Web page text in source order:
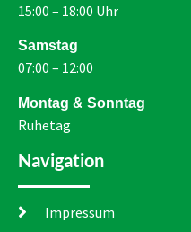
15:00 – 18:00 Uhr
Samstag
07:00 – 12:00
Montag & Sonntag
Ruhetag
Navigation
Impressum